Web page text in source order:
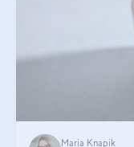
Maria Knapik